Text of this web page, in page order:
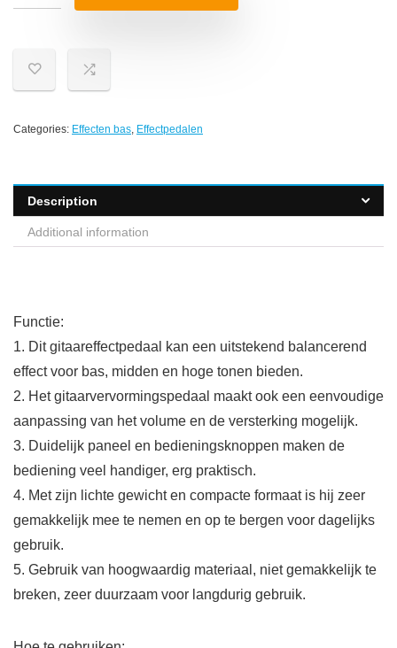
Categories: Effecten bas, Effectpedalen
Description
Additional information
Functie:
1. Dit gitaareffectpedaal kan een uitstekend balancerend
effect voor bas, midden en hoge tonen bieden.
2. Het gitaarvervormingspedaal maakt ook een eenvoudige
aanpassing van het volume en de versterking mogelijk.
3. Duidelijk paneel en bedieningsknoppen maken de
bediening veel handiger, erg praktisch.
4. Met zijn lichte gewicht en compacte formaat is hij zeer
gemakkelijk mee te nemen en op te bergen voor dagelijks
gebruik.
5. Gebruik van hoogwaardig materiaal, niet gemakkelijk te
breken, zeer duurzaam voor langdurig gebruik.